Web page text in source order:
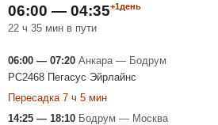
06:00 — 04:35+1день
22 ч 35 мин в пути
06:00 — 07:20 Анкара — Бодрум
PC2468 Пегасус Эйрлайнс
Пересадка 7 ч 5 мин
14:25 — 18:10 Бодрум — Москва